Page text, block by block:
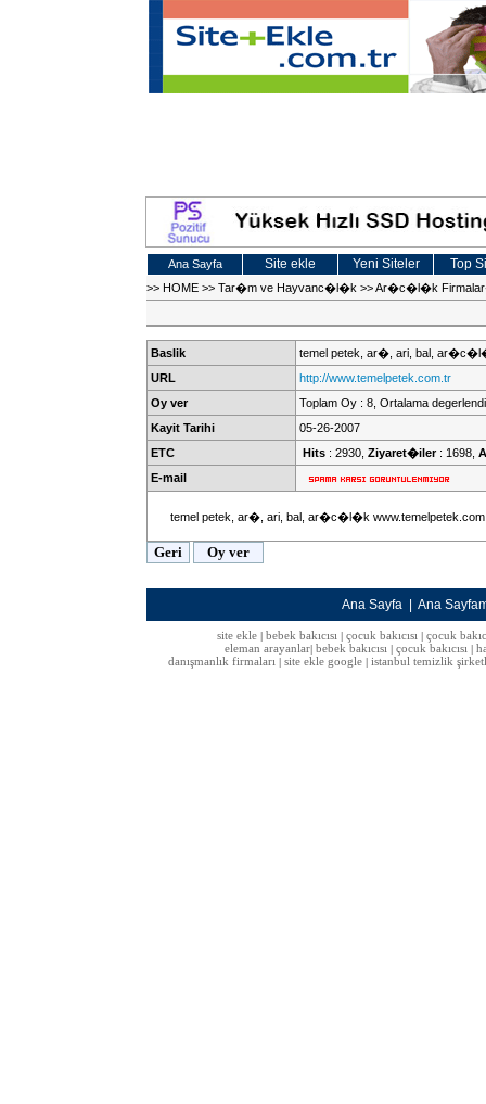
Ana Sayfa Site ekle Yeni Siteler Top
>> HOME >> Tar�m ve Hayvanc�l�k >>Ar�c�l�k
Baslik
temel petek, ar�, ari, bal,
URL
http://www.temelpetek.com.tr
Oy ver
Toplam Oy : 8, Ortalama
Kayit Tarihi
05-26-2007
ETC
Hits : 2930, Ziyaret�iler: 1698,
E-mail
temel petek, ar�, ari, bal, ar�c�l�k
Ana Sayfa Ana
site ekle| bebek bakıcısı| çocuk bakıcısı| çocuk
eleman arayanlar bebek bakıcısı çocuk bakıcısı
danışmanlık firmaları
site ekle google istanbul temizlik